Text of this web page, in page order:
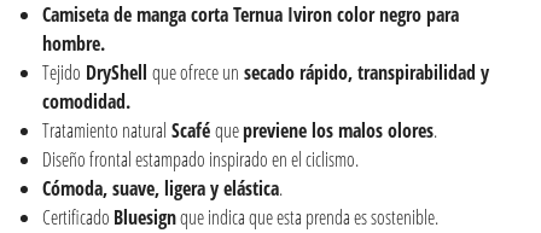
Camiseta de manga corta Ternua Iviron color negro para
hombre.
Tejido DryShell que ofrece un secado rápido, transpirabilidad y
comodidad.
Tratamiento natural Scaféquepreviene los malos olores.
Diseño frontal estampado inspirado en el ciclismo.
Cómoda, suave, ligera y elástica.
Certificado Bluesignque indica que esta prenda es sostenible.